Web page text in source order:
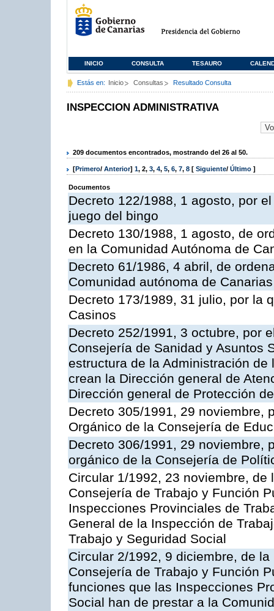
INICIO CONSULTA TESAURO
Estás en: Inicio Consultas Resultado Consulta
INSPECCION ADMINISTRATIVA
209 documentos encontrados, mostrando del 26 al 50.
[Primero/ Anterior] 1, 2, 3, 4, 5, 6, 7, 8 [ Siguiente/ Último ]
Documentos
Decreto 122/1988, 1 agosto, por
juego del bingo
Decreto 130/1988, 1 agosto, de
en la Comunidad Autónoma de
Decreto 61/1986, 4 abril, de
Comunidad autónoma de Canarias
Decreto 173/1989, 31 julio, por la
Casinos
Decreto 252/1991, 3 octubre, por
Consejería de Sanidad y Asuntos
estructura de la Administración
crean la Dirección general de
Dirección general de Protección
Decreto 305/1991, 29 noviembre,
Orgánico de la Consejería de
Decreto 306/1991, 29 noviembre,
orgánico de la Consejería de
Circular 1/1992, 23 noviembre,
Consejería de Trabajo y Función
Inspecciones Provinciales de
General de la Inspección de
Trabajo y Seguridad Social
Circular 2/1992, 9 diciembre, de
Consejería de Trabajo y Función
funciones que las Inspecciones
Social han de prestar a la